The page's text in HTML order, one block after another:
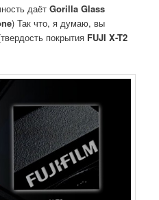
даётGorilla Glass
) Так что, я думаю, вы
покрытия FUJI X-T2